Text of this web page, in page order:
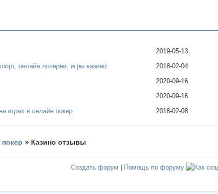
2019-05-13
онлайн лотереи, игры казино
2018-02-04
2020-09-16
2020-09-16
играх в онлайн покер 2018-02-08
» Казино отзывы
Создать форум Помощь по форуму